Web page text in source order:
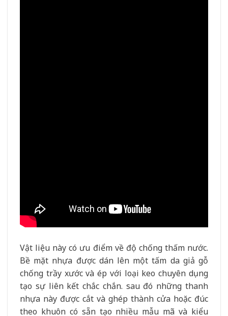
Vật liệu này có ưu điểm về độ chống thấm nước.
Bề mặt nhựa được dán lên một tấm da giả gỗ
chống trầy xước và ép với loại keo chuyên dụng
tạo sự liên kết chắc chắn. sau đó những thanh
nhựa này được cắt và ghép thành cửa hoặc đúc
theo khuôn có sẵn tạo nhiều mẫu mã và kiểu